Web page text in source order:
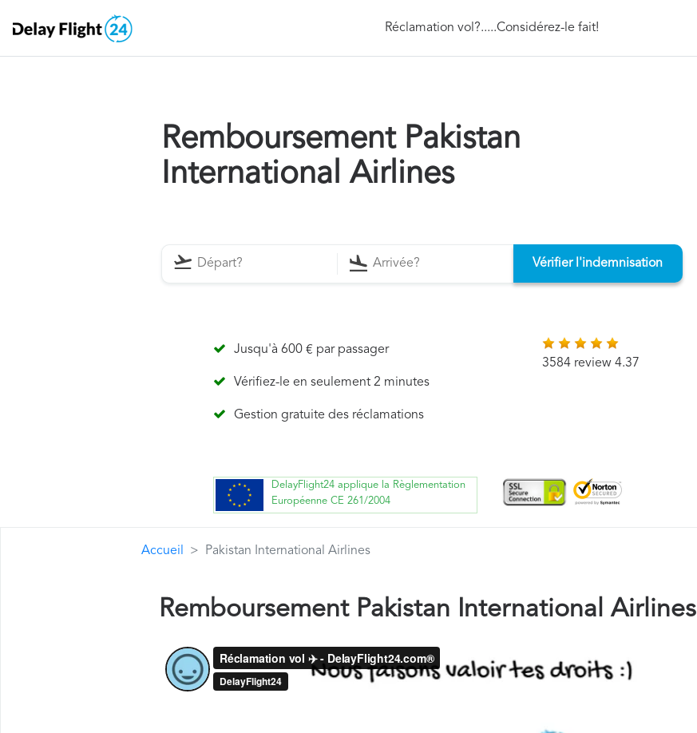
Réclamation vol?.....Considérez-le fait!
Remboursement Pakistan
International Airlines
Vérifier l'indemnisation
Jusqu'à 600 € par passager
Vérifiez-le en seulement 2 minutes
Gestion gratuite des réclamations
3584 review 4.37
DelayFlight24 applique la Règlementation
Européenne CE 261/2004
Accueil Pakistan International Airlines
Remboursement Pakistan International Airlines